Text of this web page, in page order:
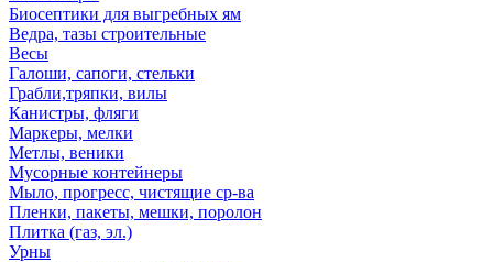
Биосептики для выгребных ям
Ведра, тазы строительные
Весы
Галоши, сапоги, стельки
Грабли,тряпки, вилы
Канистры, фляги
Маркеры, мелки
Метлы, веники
Мусорные контейнеры
Мыло, прогресс, чистящие ср-ва
Пленки, пакеты, мешки, поролон
Плитка (газ, эл.)
Урны